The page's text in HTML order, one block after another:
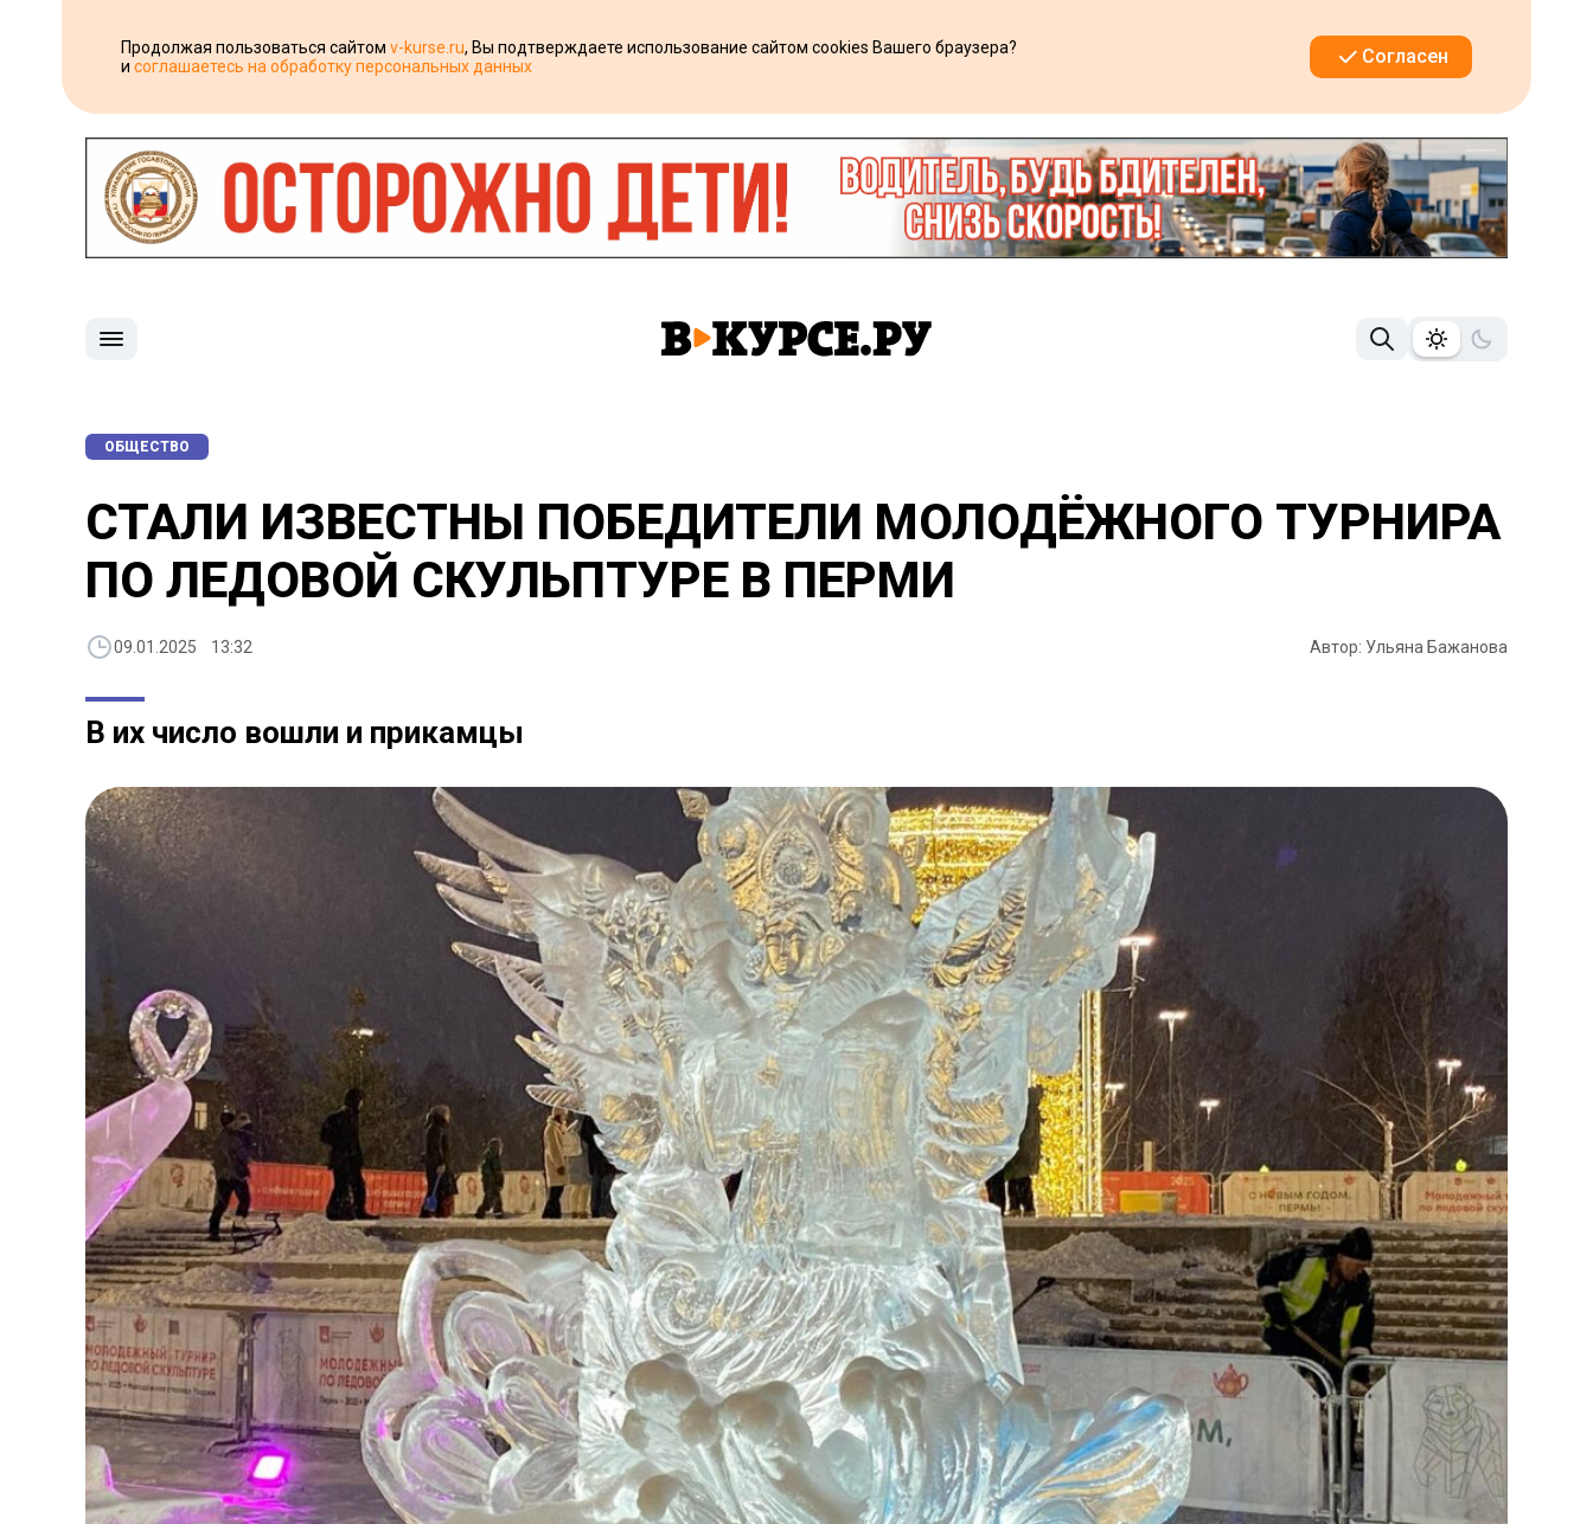
Продолжая пользоваться сайтом v-kurse.ru, Вы подтверждаете использование сайтом cookies Вашего браузера?
и соглашаетесь на обработку персональных данных Согласен
ОБЩЕСТВО
СТАЛИ ИЗВЕСТНЫ ПОБЕДИТЕЛИ МОЛОДЁЖНОГО ТУРНИРА
ПО ЛЕДОВОЙ СКУЛЬПТУРЕ В ПЕРМИ
09.01.2025 13:32 Автор: Ульяна Бажанова
В их число вошли и прикамцы